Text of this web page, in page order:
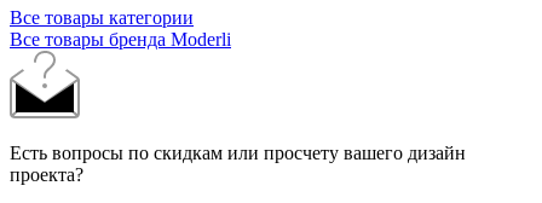
Все товары категории
Все товары бренда Moderli
Есть вопросы по скидкам или просчету вашего дизайн
проекта?